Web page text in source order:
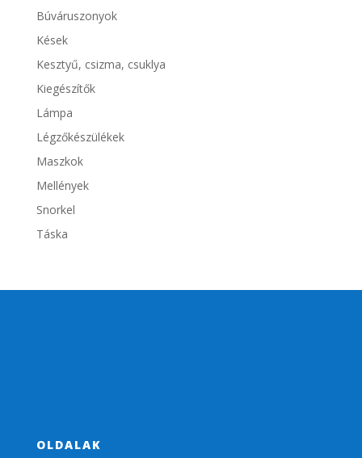
Búváruszonyok
Kések
Kesztyű, csizma, csuklya
Kiegészítők
Lámpa
Légzőkészülékek
Maszkok
Mellények
Snorkel
Táska
OLDALAK